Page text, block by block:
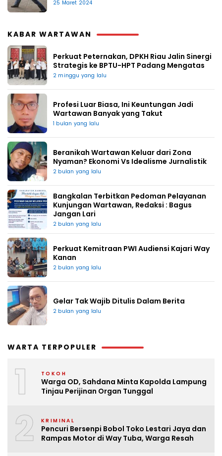
25 Maret 2024
KABAR WARTAWAN
Perkuat Peternakan, DPKH Riau Jalin Sinergi
Strategis ke BPTU-HPT Padang Mengatas
2 minggu yang lalu
Profesi Luar Biasa, Ini Keuntungan Jadi
Wartawan Banyak yang Takut
1 bulan yang lalu
Beranikah Wartawan Keluar dari Zona
Nyaman? Ekonomi Vs Idealisme Jurnalistik
2 bulan yang lalu
Bangkalan Terbitkan Pedoman Pelayanan
Kunjungan Wartawan, Redaksi : Bagus
Jangan Lari
2 bulan yang lalu
Perkuat Kemitraan PWI Audiensi Kajari Way
Kanan
2 bulan yang lalu
Gelar Tak Wajib Ditulis Dalam Berita
2 bulan yang lalu
WARTA TERPOPULER
1 TOKOH
Warga OD, Sahdana Minta Kapolda Lampung
Tinjau Perijinan Organ Tunggal
2 KRIMINAL
Pencuri Bersenpi Bobol Toko Lestari Jaya dan
Rampas Motor di Way Tuba, Warga Resah